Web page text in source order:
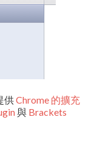
供Chrome 的擴充
與 Brackets